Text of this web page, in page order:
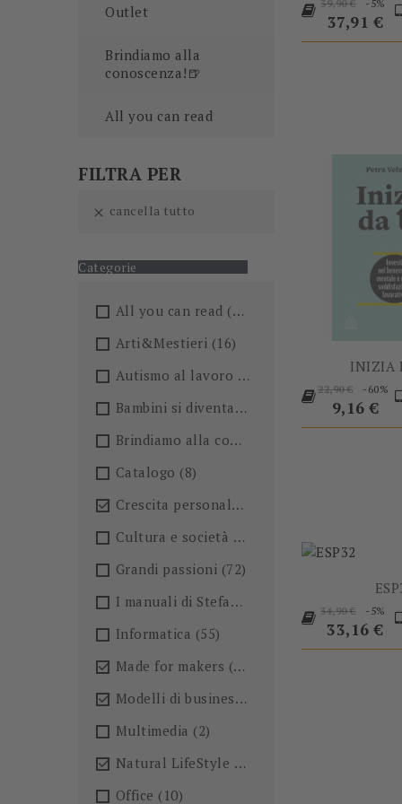
Outlet
Brindiamo alla
conoscenza!🍺
All you can read
FILTRA PER
 cancella tutto
Categorie
All you can read (205)
Arti&Mestieri (16)
Autismo al lavoro
(5)
Bambini si diventa
(4)
Brindiamo alla conoscenza!🍺
Catalogo (8)
 Crescita personale
Cultura e società
(36)
Grandi passioni (72)
I manuali di Stefano Anselmo
Informatica (55)
 Made for makers (13)
 Modelli di business(57)
Multimedia (2)
 Natural LifeStyle
(4)
Office (10)
base
39,90 € -5%
37,91 €
INIZIA
Prezzo
base
22,90 € -60%
Prezzo
9,16 €
Prezzo
base
34,90 € -5%
33,16 €